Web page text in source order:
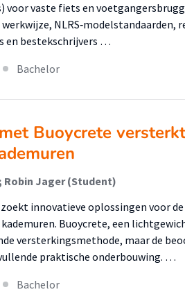
voor vaste fiets en
werkwijze,
en bestekschrijvers …
Bachelor
Buoycrete
Jager (Student)
innovatieve oplossingen voor
Buoycrete, een
versterkingsmethode, maar de
praktische onderbouwing. …
Bachelor